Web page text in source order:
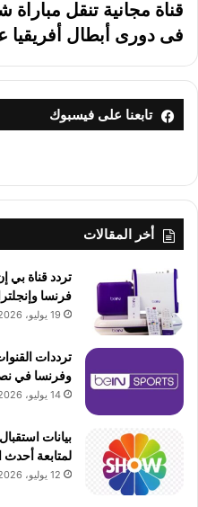
فى دورى أبطال أفريقيا
تابعنا على فيسبوك
أخر المقالات
تردد قناة بي
فرنسا
19 يوليو، 2026
ترددات
وفرنسا في نصف
14 يوليو، 2026
لمتابعة أحدث
12 يوليو، 2026